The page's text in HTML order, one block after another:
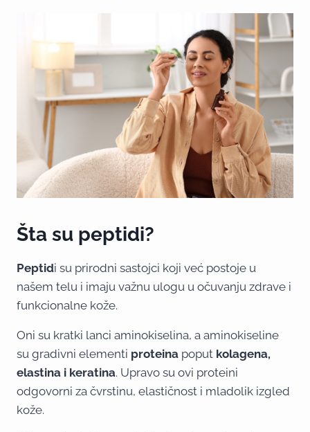
Šta su peptidi?
Peptidi su prirodni sastojci koji već postoje u
našem telu i imaju važnu ulogu u očuvanju zdrave i
funkcionalne kože.
Oni su kratki lanci aminokiselina, a aminokiseline
su gradivni elementi proteina poput kolagena,
elastina i keratina. Upravo su ovi proteini
odgovorni za čvrstinu, elastičnost i mladolik izgled
kože.